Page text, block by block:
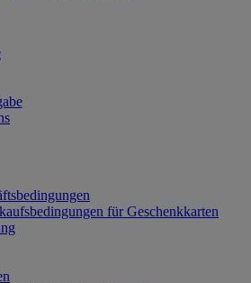
für Geschenkkarten